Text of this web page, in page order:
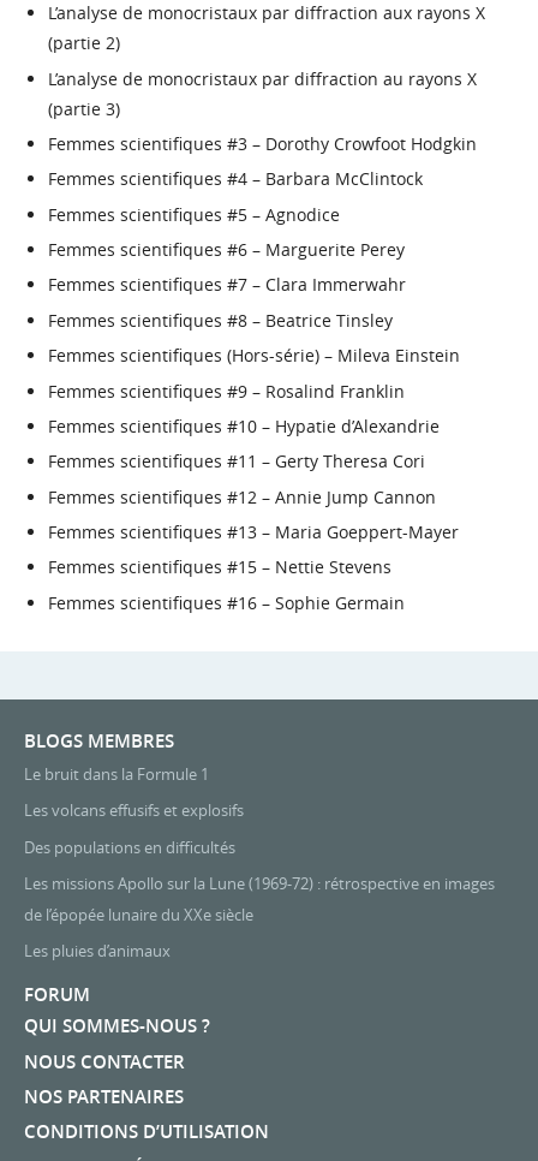
L’analyse de monocristaux par diffraction aux rayons X
(partie 2)
L’analyse de monocristaux par diffraction au rayons X
(partie 3)
Femmes scientifiques #3 – Dorothy Crowfoot Hodgkin
Femmes scientifiques #4 – Barbara McClintock
Femmes scientifiques #5 – Agnodice
Femmes scientifiques #6 – Marguerite Perey
Femmes scientifiques #7 – Clara Immerwahr
Femmes scientifiques #8 – Beatrice Tinsley
Femmes scientifiques (Hors-série) – Mileva Einstein
Femmes scientifiques #9 – Rosalind Franklin
Femmes scientifiques #10 – Hypatie d’Alexandrie
Femmes scientifiques #11 – Gerty Theresa Cori
Femmes scientifiques #12 – Annie Jump Cannon
Femmes scientifiques #13 – Maria Goeppert-Mayer
Femmes scientifiques #15 – Nettie Stevens
Femmes scientifiques #16 – Sophie Germain
BLOGS MEMBRES
Le bruit dans la Formule 1
Les volcans effusifs et explosifs
Des populations en difficultés
Les missions Apollo sur la Lune (1969-72) : rétrospective en images
de l’épopée lunaire du XXe siècle
Les pluies d’animaux
FORUM
QUI SOMMES-NOUS ?
NOUS CONTACTER
NOS PARTENAIRES
CONDITIONS D’UTILISATION